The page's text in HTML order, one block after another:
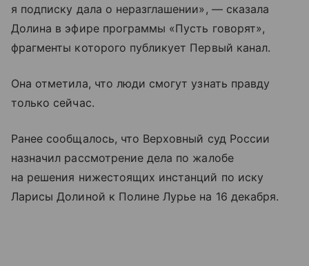
я подписку дала о неразглашении», — сказала
Долина в эфире программы «Пусть говорят»,
фрагменты которого публикует Первый канал.
Она отметила, что люди смогут узнать правду
только сейчас.
Ранее сообщалось, что Верховный суд России
назначил рассмотрение дела по жалобе
на решения нижестоящих инстанций по иску
Ларисы Долиной к Полине Лурье на 16 декабря.